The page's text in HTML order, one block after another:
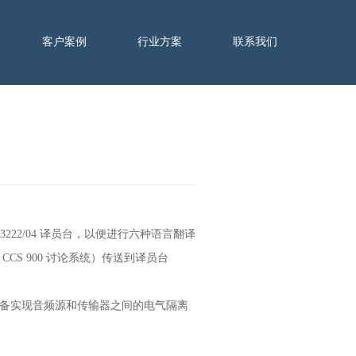
客户案例 行业方案 联系我们
04 译员台，以便进行六种语言翻译
900 讨论系统）传送到译员台
实现音频源和传输器之间的电气隔离